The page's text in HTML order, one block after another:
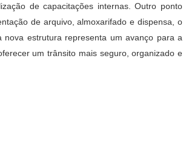
de capacitações internas. Outro ponto
de arquivo, almoxarifado e dispensa, o
nova estrutura representa um avanço para a
um trânsito mais seguro, organizado e